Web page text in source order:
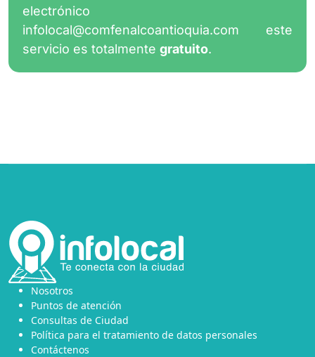
electrónico
infolocal@comfenalcoantioquia.com este
servicio es totalmente gratuito.
Nosotros
Puntos de atención
Consultas de Ciudad
Política para el tratamiento de datos personales
Contáctenos